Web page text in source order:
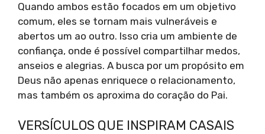
Quando ambos estão focados em um objetivo
comum, eles se tornam mais vulneráveis e
abertos um ao outro. Isso cria um ambiente de
confiança, onde é possível compartilhar medos,
anseios e alegrias. A busca por um propósito em
Deus não apenas enriquece o relacionamento,
mas também os aproxima do coração do Pai.
VERSÍCULOS QUE INSPIRAM CASAIS